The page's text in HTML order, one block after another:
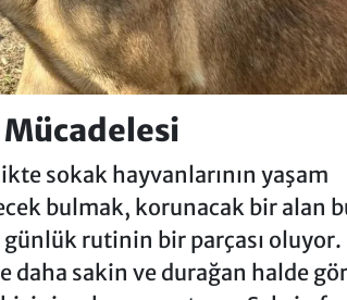
Mücadelesi
sokak hayvanlarının yaşam
bulmak, korunacak bir alan
rutinin bir parçası oluyor.
daha sakin ve durağan halde